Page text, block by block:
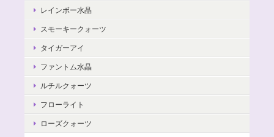
レインボー水晶
スモーキークォーツ
タイガーアイ
ファントム水晶
ルチルクォーツ
フローライト
ローズクォーツ